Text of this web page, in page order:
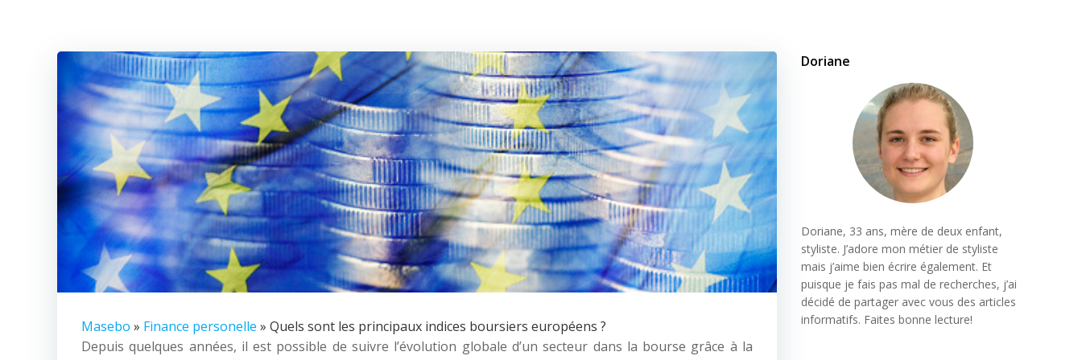
Masebo » Finance personelle » Quels sont les principaux indices boursiers européens ?
Depuis quelques années, il est possible de suivre l’évolution globale d’un secteur dans la bourse grâce à la
Doriane
Doriane, 33 ans, mère de deux enfant,
styliste. J’adore mon métier de styliste
mais j’aime bien écrire également. Et
puisque je fais pas mal de recherches, j’ai
décidé de partager avec vous des articles
informatifs. Faites bonne lecture!